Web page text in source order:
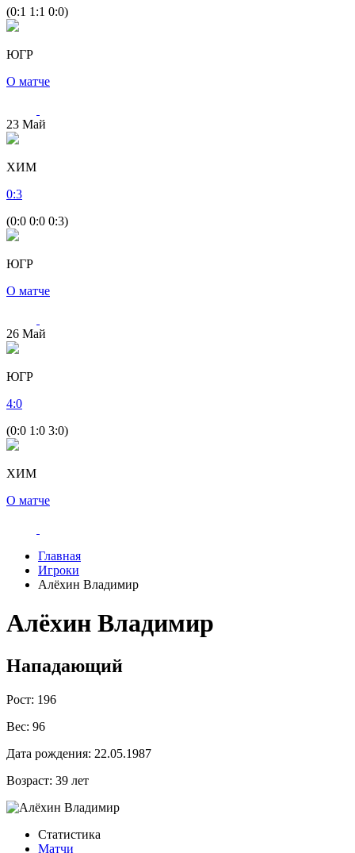
(0:1 1:1 0:0)
ЮГР
О матче
23 Май
ХИМ
0:3
(0:0 0:0 0:3)
ЮГР
О матче
26 Май
ЮГР
4:0
(0:0 1:0 3:0)
ХИМ
О матче
Главная
Игроки
Алёхин Владимир
Алёхин Владимир
Нападающий
Рост: 196
Вес: 96
Дата рождения: 22.05.1987
Возраст: 39 лет
Статистика
Матчи